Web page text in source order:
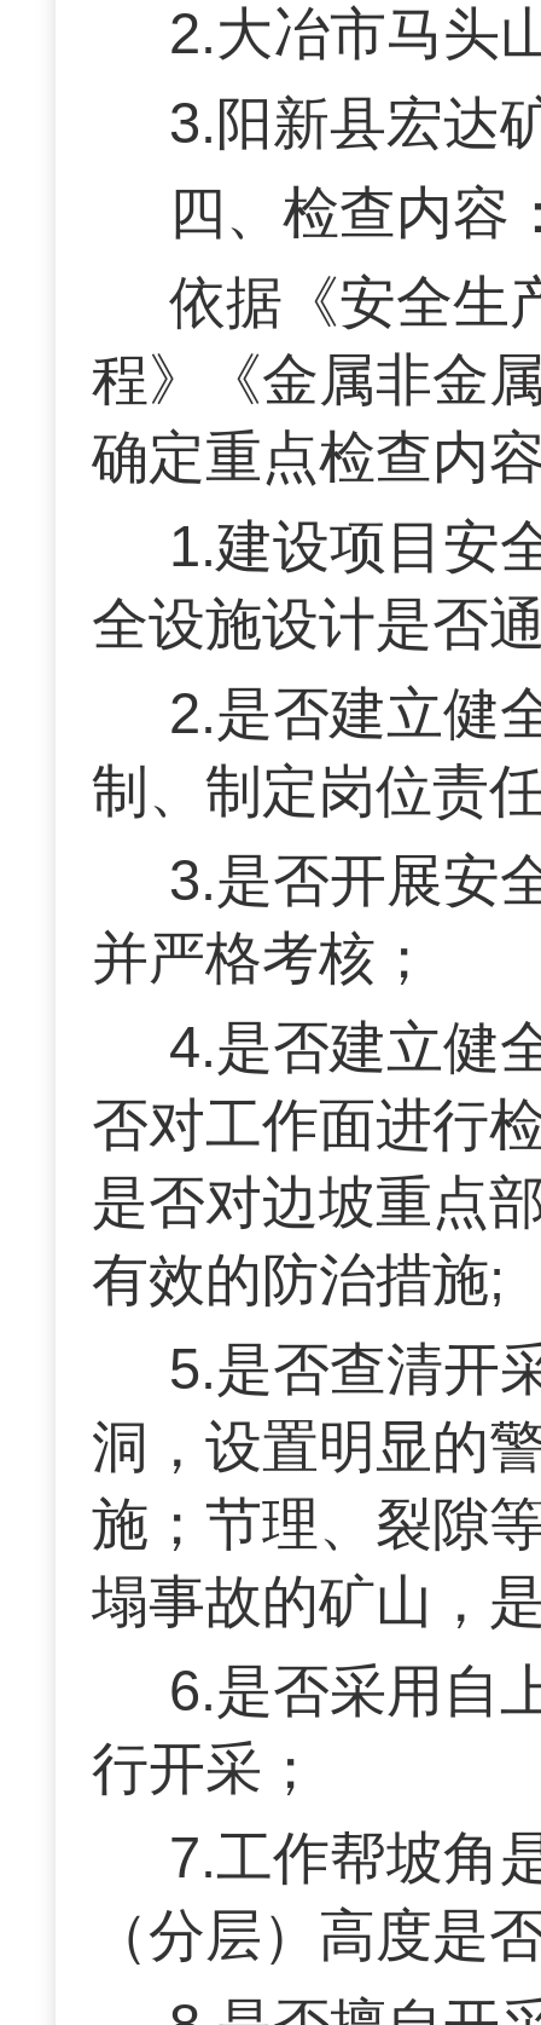
2.大冶市马头
3.阳新县宏达
四、检查内容
依据《安全生
程》《金属非金
确定重点检查内
1.建设项目安
全设施设计是否
2.是否建立健
制、制定岗位责
3.是否开展安
并严格考核；
4.是否建立健
否对工作面进行
是否对边坡重点
有效的防治措施;
5.是否查清开
洞，设置明显的
施；节理、裂隙
塌事故的矿山，
6.是否采用自
行开采；
7.工作帮坡角
（分层）高度是